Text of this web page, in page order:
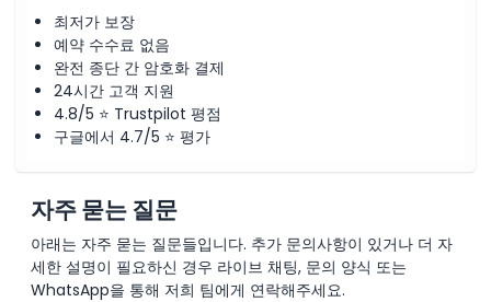
최저가 보장
예약 수수료 없음
완전 종단 간 암호화 결제
24시간 고객 지원
4.8/5 ⭐ Trustpilot 평점
구글에서 4.7/5 ⭐ 평가
자주 묻는 질문
아래는 자주 묻는 질문들입니다. 추가 문의사항이 있거나 더 자
세한 설명이 필요하신 경우 라이브 채팅, 문의 양식 또는
WhatsApp을 통해 저희 팀에게 연락해주세요.